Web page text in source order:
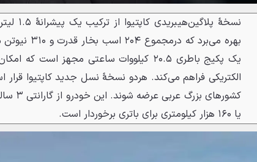
نسخهٔ
بهره می‌برد
الکتریکی فراهم می‌کند. هردو نسخهٔ نسل جدید کاپتیوا
یا ۱۶۰ هزار کیلومتری برای باتری برخوردار است.